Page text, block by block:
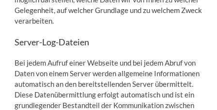
Gelegenheit, auf welcher Grundlage und zu welchem Zweck
verarbeiten.
Server-Log-Dateien
Bei jedem Aufruf einer Webseite und bei jedem Abruf von
Daten von einem Server werden allgemeine Informationen
automatisch an den bereitstellenden Server übermittelt.
Diese Datenübermittlung erfolgt automatisch und ist ein
grundlegender Bestandteil der Kommunikation zwischen